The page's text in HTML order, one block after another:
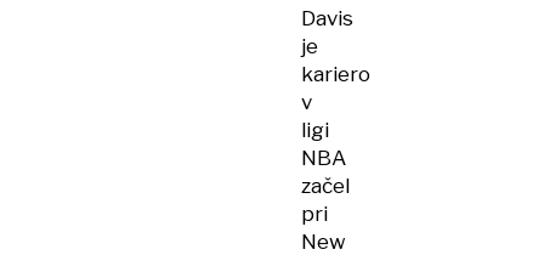
Davis
je
kariero
v
ligi
NBA
začel
pri
New